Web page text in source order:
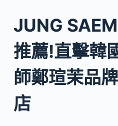
JUNG
推薦!直擊韓
師鄭瑄茉品
店